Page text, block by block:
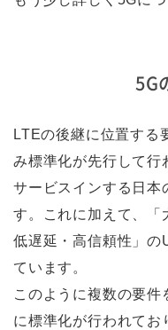
5G
LTEの後継に位置する
み標準化が先行して行
サービスインする日本
す。これに加えて、「
低遅延・高信頼性」
ています。
このように複数の要件
に標準化が行われてお